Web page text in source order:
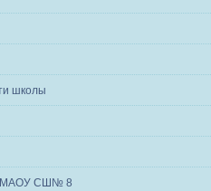
школы
в МАОУ СШ№ 8